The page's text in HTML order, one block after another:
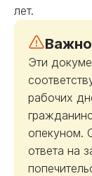
лет.
Важно
Эти
рабочих
опекуном.
ответа на